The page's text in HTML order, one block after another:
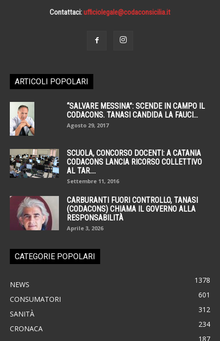
Contattaci:ufficiolegale@codaconsicilia.it
ARTICOLI POPOLARI
“SALVARE MESSINA”: SCENDE IN CAMPO IL
CODACONS. TANASI CANDIDA LA FAUCI...
Agosto 29, 2017
SCUOLA, CONCORSO DOCENTI: A CATANIA
CODACONS LANCIA RICORSO COLLETTIVO
AL TAR....
Settembre 11, 2016
CARBURANTI FUORI CONTROLLO, TANASI
(CODACONS) CHIAMA IL GOVERNO ALLA
RESPONSABILITÀ
Aprile 3, 2026
CATEGORIE POPOLARI
NEWS 1378
CONSUMATORI 601
SANITÀ 312
CRONACA 234
187